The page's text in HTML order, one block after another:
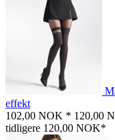
effekt
102,00 NOK * 120,00
tidligere 120,00 NOK*